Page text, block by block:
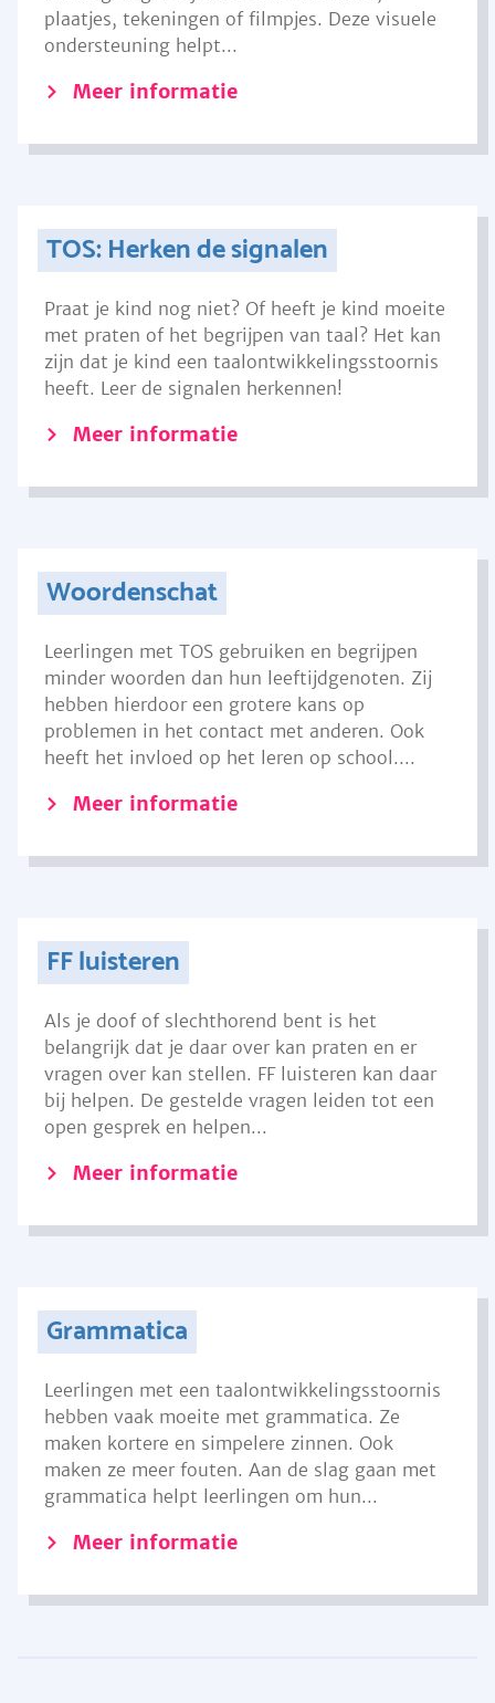
plaatjes, tekeningen of filmpjes. Deze visuele
ondersteuning helpt...
Meer informatie
TOS: Herken de signalen
Praat je kind nog niet? Of heeft je kind moeite
met praten of het begrijpen van taal? Het kan
zijn dat je kind een taalontwikkelingsstoornis
heeft. Leer de signalen herkennen!
Meer informatie
Woordenschat
Leerlingen met TOS gebruiken en begrijpen
minder woorden dan hun leeftijdgenoten. Zij
hebben hierdoor een grotere kans op
problemen in het contact met anderen. Ook
heeft het invloed op het leren op school....
Meer informatie
FF luisteren
Als je doof of slechthorend bent is het
belangrijk dat je daar over kan praten en er
vragen over kan stellen. FF luisteren kan daar
bij helpen. De gestelde vragen leiden tot een
open gesprek en helpen...
Meer informatie
Grammatica
Leerlingen met een taalontwikkelingsstoornis
hebben vaak moeite met grammatica. Ze
maken kortere en simpelere zinnen. Ook
maken ze meer fouten. Aan de slag gaan met
grammatica helpt leerlingen om hun...
Meer informatie